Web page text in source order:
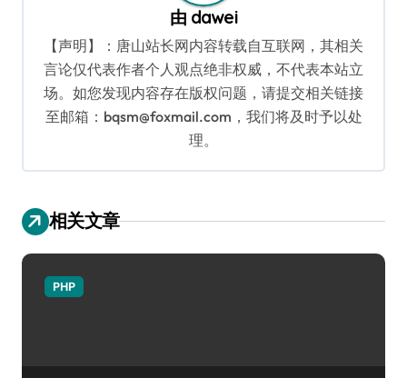
由 dawei
【声明】：唐山站长网内容转载自互联网，其相关
言论仅代表作者个人观点绝非权威，不代表本站立
场。如您发现内容存在版权问题，请提交相关链接
至邮箱：bqsm@foxmail.com，我们将及时予以处
理。
相关文章
PHP